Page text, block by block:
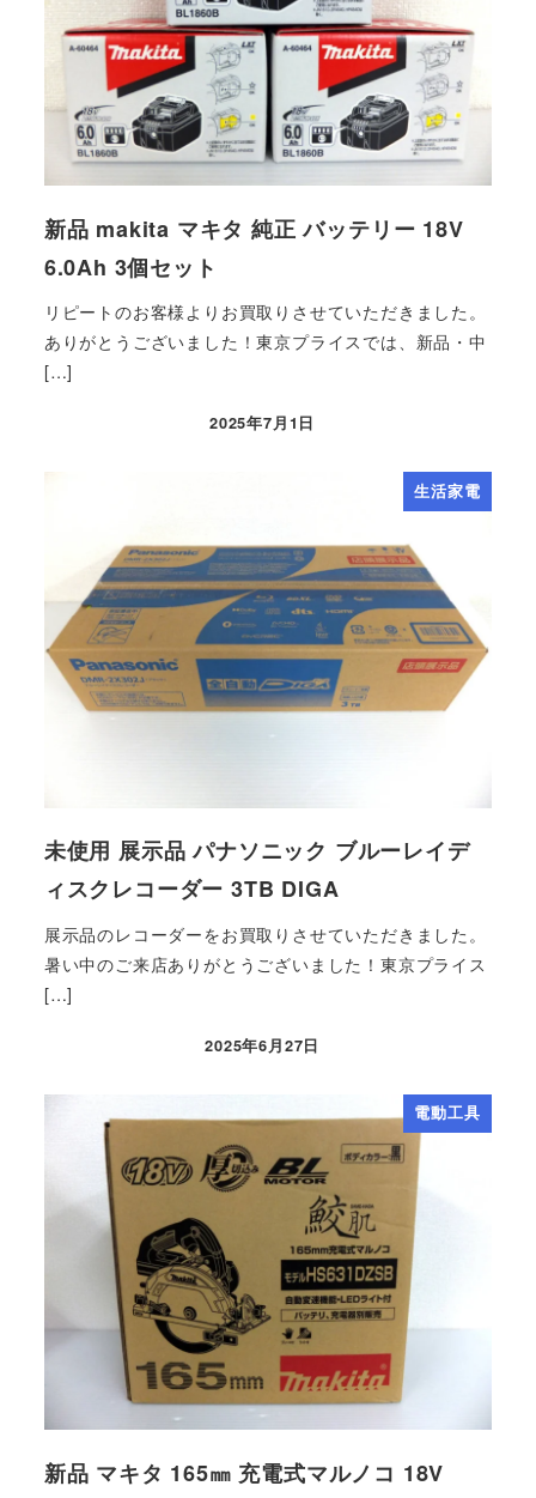
新品 makita マキタ 純正 バッテリー 18V
6.0Ah 3個セット
リピートのお客様よりお買取りさせていただきました。
ありがとうございました！東京プライスでは、新品・中
[…]
2025年7月1日
生活家電
未使用 展示品 パナソニック ブルーレイデ
ィスクレコーダー 3TB DIGA
展示品のレコーダーをお買取りさせていただきました。
暑い中のご来店ありがとうございました！東京プライス
[…]
2025年6月27日
電動工具
新品 マキタ 165㎜ 充電式マルノコ 18V